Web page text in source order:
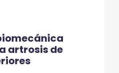
artrosis de